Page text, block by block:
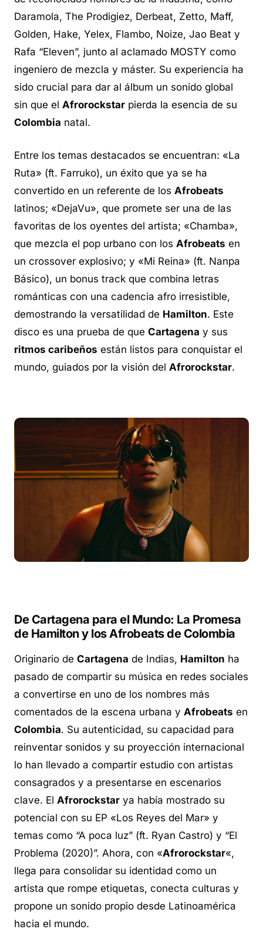
Daramola, The Prodigiez, Derbeat, Zetto, Maff,
Golden, Hake, Yelex, Flambo, Noize, Jao Beat y
Rafa “Eleven”, junto al aclamado MOSTY como
ingeniero de mezcla y máster. Su experiencia ha
sido crucial para dar al álbum un sonido global
sin que el Afrorockstar pierda la esencia de su
Colombia natal.
Entre los temas destacados se encuentran: «La
Ruta» (ft. Farruko), un éxito que ya se ha
convertido en un referente de los Afrobeats
latinos; «DejaVu», que promete ser una de las
favoritas de los oyentes del artista; «Chamba»,
que mezcla el pop urbano con los Afrobeats en
un crossover explosivo; y «Mi Reina» (ft. Nanpa
Básico), un bonus track que combina letras
románticas con una cadencia afro irresistible,
demostrando la versatilidad de Hamilton. Este
disco es una prueba de que Cartagena y sus
ritmos caribeños están listos para conquistar el
mundo, guiados por la visión del Afrorockstar.
De Cartagena para el Mundo: La Promesa
de Hamilton y los Afrobeats de Colombia
Originario de Cartagena de Indias, Hamilton ha
pasado de compartir su música en redes sociales
a convertirse en uno de los nombres más
comentados de la escena urbana y Afrobeats en
Colombia. Su autenticidad, su capacidad para
reinventar sonidos y su proyección internacional
lo han llevado a compartir estudio con artistas
consagrados y a presentarse en escenarios
clave. El Afrorockstar ya había mostrado su
potencial con su EP «Los Reyes del Mar» y
temas como “A poca luz” (ft. Ryan Castro) y “El
Problema (2020)”. Ahora, con «Afrorockstar«,
llega para consolidar su identidad como un
artista que rompe etiquetas, conecta culturas y
propone un sonido propio desde Latinoamérica
hacia el mundo.